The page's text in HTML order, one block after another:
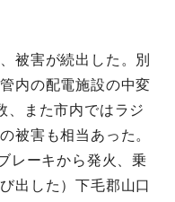
被害が続出した。別
内の配電施設の中変
、また市内ではラジ
被害も相当あった。
レーキから発火、乗
出した）下毛郡山口